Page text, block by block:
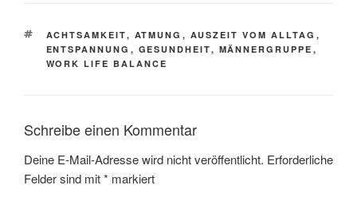
SCHLAGWÖRTER
ACHTSAMKEIT, ATMUNG , AUSZEIT VOM ALLTAG ,
ENTSPANNUNG , GESUNDHEIT, MÄNNERGRUPPE ,
WORK LIFE BALANCE
Schreibe einen Kommentar
Deine E-Mail-Adresse wird nicht veröffentlicht. Erforderliche
Felder sind mit* markiert